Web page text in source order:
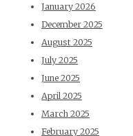
January 2026
December 2025
August 2025
July 2025
June 2025
April 2025
March 2025
February 2025